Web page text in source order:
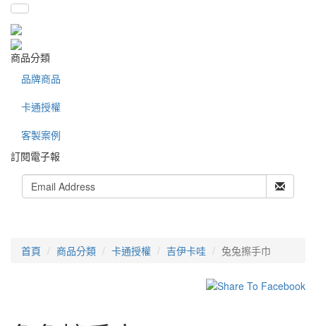
商品分類
品牌商品
卡通授權
客製案例
訂閱電子報
首頁 商品分類 卡通授權 吉伊卡哇 兔兔擦手巾